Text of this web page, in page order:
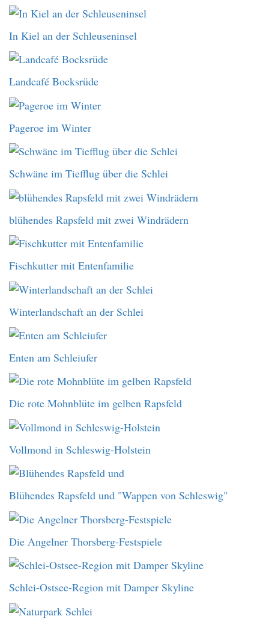
In Kiel an der Schleuseninsel
Landcafé Bocksrüde
Pageroe im Winter
Schwäne im Tiefflug über die Schlei
blühendes Rapsfeld mit zwei Windrädern
Fischkutter mit Entenfamilie
Winterlandschaft an der Schlei
Enten am Schleiufer
Die rote Mohnblüte im gelben Rapsfeld
Vollmond in Schleswig-Holstein
Blühendes Rapsfeld und "Wappen von Schleswig"
Die Angelner Thorsberg-Festspiele
Schlei-Ostsee-Region mit Damper Skyline